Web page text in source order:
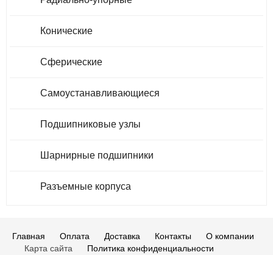
Конические
Сферические
Самоустанавливающиеся
Подшипниковые узлы
Шарнирные подшипники
Разъемные корпуса
Главная Оплата Доставка Контакты
О компании
Карта сайта
Политика конфиденциальности